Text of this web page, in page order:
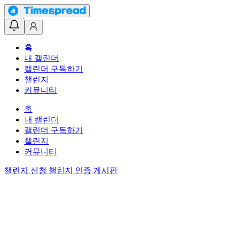
홈
내 캘린더
캘린더 구독하기
챌린지
커뮤니티
홈
내 캘린더
캘린더 구독하기
챌린지
커뮤니티
챌린지 신청 챌린지 인증 게시판